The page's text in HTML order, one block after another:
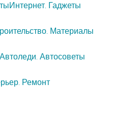
Интернет. Гаджеты
Материалы
Автоледи. Автосоветы
Ремонт